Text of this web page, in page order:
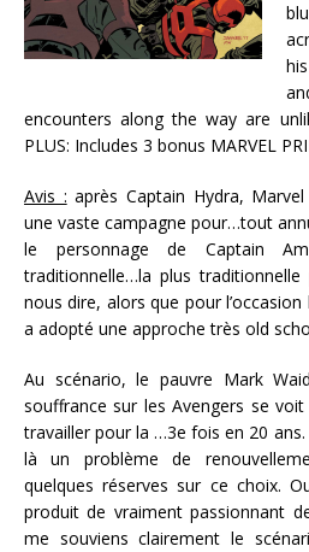
encounters along the way are
PLUS: Includes 3 bonus MARVEL
Avis : après Captain Hydra,
une vaste campagne pour…tout
le personnage de Captain
traditionnelle…la plus
nous dire, alors que pour
a adopté une approche très old
Au scénario, le pauvre Mark
souffrance sur les Avengers se
travailler pour la …3e fois en 20 ans.
là un problème de
quelques réserves sur ce choix.
produit de vraiment passionnant
me souviens clairement le